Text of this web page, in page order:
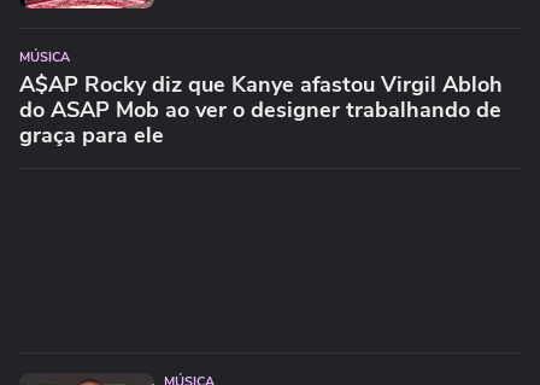
MÚSICA
A$AP Rocky diz que Kanye afastou Virgil Abloh
do ASAP Mob ao ver o designer trabalhando de
graça para ele